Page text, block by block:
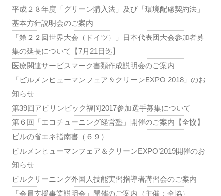
平成２８年度「グリーン購入法」及び「環境配慮契約法」
基本方針説明会のご案内
「第２２回世界大会（ドイツ）」日本代表団大会参加者募
集の延長について【7月21日迄】
医療関連サービスマーク書類作成説明会のご案内
「ビルメンヒューマンフェア＆クリーンEXPO 2018」のお
知らせ
第39回アビリンピック福岡2017参加選手募集について
第６回「エコチューニング経営塾」開催のご案内【全協】
ビルの省エネ指南書（６９）
ビルメンヒューマンフェア＆クリーンEXPO’2019開催のお
知らせ
ビルクリーニング外国人技能実習指導者講習会のご案内
「会員支援事業説明会」開催のご案内（主催：全協）